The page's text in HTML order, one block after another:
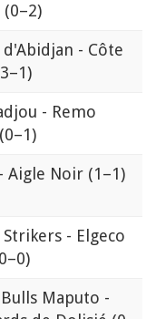
(0–2)
d'Abidjan - Côte
- Remo
(0–1)
- Aigle Noir (1–1)
- Elgeco
Maputo -